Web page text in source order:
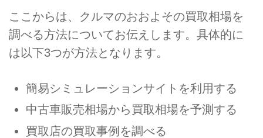
ここからは、クルマのおおよその買取相場を
調べる方法についてお伝えします。具体的に
は以下3つが方法となります。
簡易シミュレーションサイトを利用する
中古車販売相場から買取相場を予測する
買取店の買取事例を調べる